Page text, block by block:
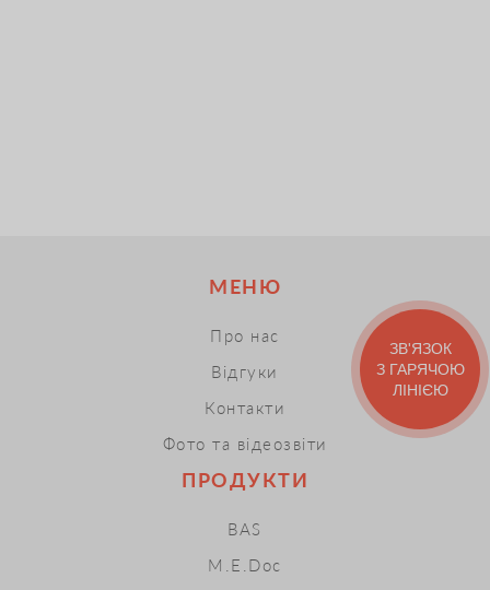
МЕНЮ
Про нас
Відгуки
Контакти
Фото та відеозвіти
ПРОДУКТИ
BAS
M.E.Doc
ЗВ'ЯЗОК
З ГАРЯЧОЮ
ЛІНІЄЮ